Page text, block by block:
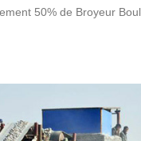
50% de Broyeur